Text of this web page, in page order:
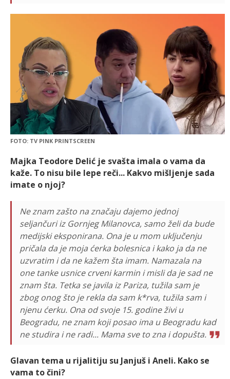
FOTO: TV PINK PRINTSCREEN
Majka Teodore Delić je svašta imala o vama da
kaže. To nisu bile lepe reči... Kakvo mišljenje sada
imate o njoj?
Ne znam zašto na značaju dajemo jednoj
seljančuri iz Gornjeg Milanovca, samo želi da bude
medijski eksponirana. Ona je u mom uključenju
pričala da je moja ćerka bolesnica i kako ja da ne
uzvratim i da ne kažem šta imam. Namazala na
one tanke usnice crveni karmin i misli da je sad ne
znam šta. Tetka se javila iz Pariza, tužila sam je
zbog onog što je rekla da sam k*rva, tužila sam i
njenu ćerku. Ona od svoje 15. godine živi u
Beogradu, ne znam koji posao ima u Beogradu kad
ne studira i ne radi... Mama sve to zna i dopušta.
Glavan tema u rijalitiju su Janjuš i Aneli. Kako se
vama to čini?